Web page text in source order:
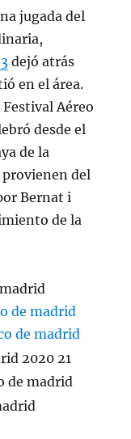
jugada del
dejó atrás
en el área.
Aéreo
desde el
de la
provienen del
Bernat i
de la